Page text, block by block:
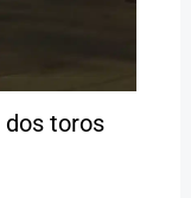
dos toros